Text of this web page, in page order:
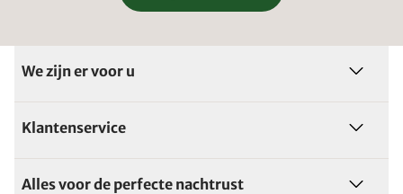
We zijn er voor u
Klantenservice
Alles voor de perfecte nachtrust